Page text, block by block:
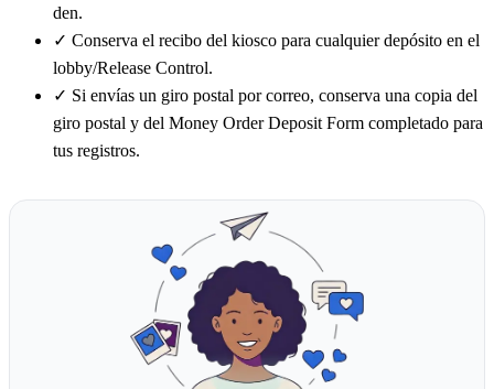
den.
✓ Conserva el recibo del kiosco para cualquier depósito en el
lobby/Release Control.
✓ Si envías un giro postal por correo, conserva una copia del
giro postal y del Money Order Deposit Form completado para
tus registros.